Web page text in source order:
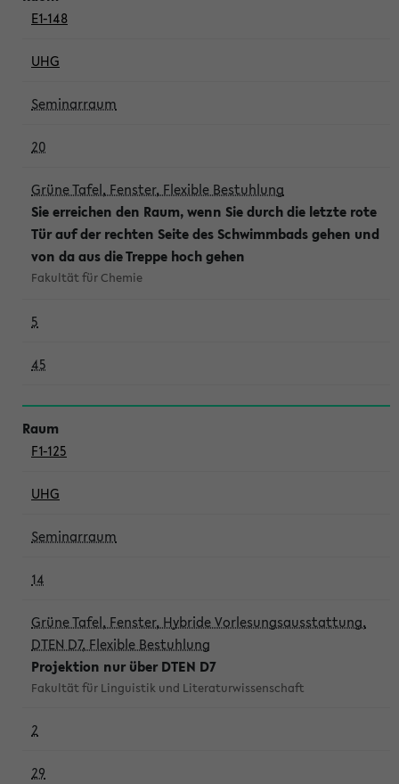
E1-148
UHG
Seminarraum
20
Grüne Tafel, Fenster, Flexible Bestuhlung
Sie erreichen den Raum, wenn Sie durch die letzte rote
Tür auf der rechten Seite des Schwimmbads gehen und
von da aus die Treppe hoch gehen
Fakultät für Chemie
5
45
F1-125
UHG
Seminarraum
14
Grüne Tafel, Fenster, Hybride Vorlesungsausstattung,
DTEN D7, Flexible Bestuhlung
Projektion nur über DTEN D7
Fakultät für Linguistik und Literaturwissenschaft
2
29